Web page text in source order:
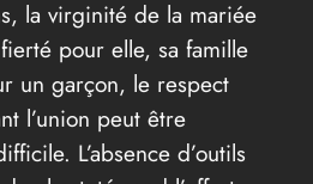
la virginité de la mariée
pour elle, sa famille
un garçon, le respect
l’union peut être
L’absence d’outils